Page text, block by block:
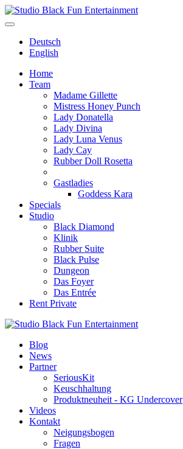
Deutsch
English
Home
Team
Madame Gillette
Mistress Honey Punch
Lady Donatella
Lady Divina
Lady Luna Venus
Lady Cay
Rubber Doll Rosetta
Gastladies
Goddess Kara
Specials
Studio
Black Diamond
Klinik
Rubber Suite
Black Pulse
Dungeon
Das Foyer
Das Entrée
Rent Private
Blog
News
Partner
SeriousKit
Keuschhaltung
Produktneuheit - KG Undercover
Videos
Kontakt
Neigungsbogen
Fragen